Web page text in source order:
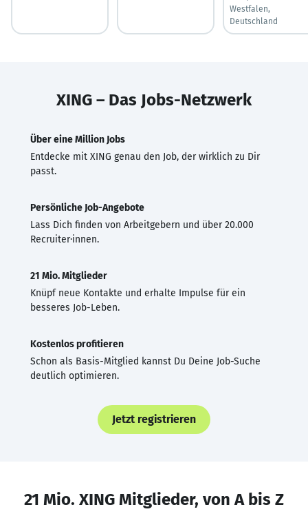
Westfalen,
Deutschland
XING – Das Jobs-Netzwerk
Über eine Million Jobs
Entdecke mit XING genau den Job, der wirklich zu Dir
passt.
Persönliche Job-Angebote
Lass Dich finden von Arbeitgebern und über 20.000
Recruiter·innen.
21 Mio. Mitglieder
Knüpf neue Kontakte und erhalte Impulse für ein
besseres Job-Leben.
Kostenlos profitieren
Schon als Basis-Mitglied kannst Du Deine Job-Suche
deutlich optimieren.
Jetzt registrieren
21 Mio. XING Mitglieder, von A bis Z